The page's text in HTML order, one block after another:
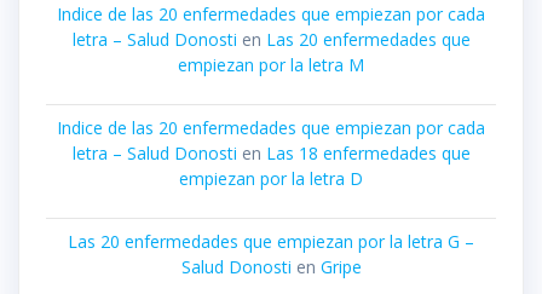
Indice de las 20 enfermedades que empiezan por cada
letra – Salud Donosti en Las 20 enfermedades que
empiezan por la letra M
Indice de las 20 enfermedades que empiezan por cada
letra – Salud Donosti en Las 18 enfermedades que
empiezan por la letra D
Las 20 enfermedades que empiezan por la letra G –
Salud Donosti en Gripe